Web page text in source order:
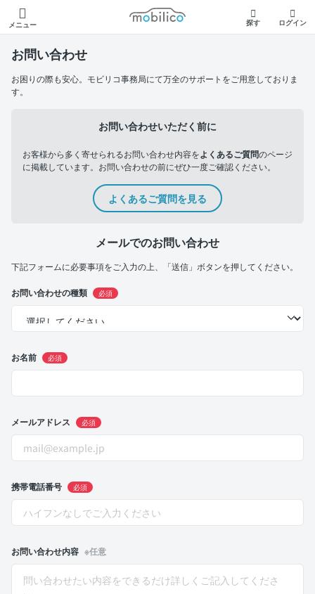
メニュー
モビリコ
探す ログイン
お問い合わせ
お困りの際も安心。モビリコ事務局にて万全のサポートをご用意しておりま
す。
お問い合わせいただく前に
お客様から多く寄せられるお問い合わせ内容をよくあるご質問のページ
に掲載しています。お問い合わせの前にぜひ一度ご確認ください。
よくあるご質問を見る
メールでのお問い合わせ
下記フォームに必要事項をご入力の上、「送信」ボタンを押してください。
お問い合わせの種類 必須
お名前 必須
メールアドレス 必須
携帯電話番号 必須
お問い合わせ内容 ※任意